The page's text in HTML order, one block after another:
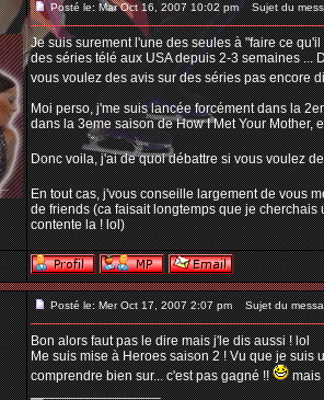
Posté le: Mar Oct 16, 2007 10:02 pm Sujet du
Je suis surement l'une des seules à "faire ce
des séries télé aux USA depuis 2-3 semaines ...
vous voulez des avis sur des séries pas encore
Moi perso, j'me suis lancée forcément dans la
dans la 3eme saison de How I Met Your Mother,
Donc voila, j'ai de quoi débattre si vous voulez
En tout cas, j'vous conseille largement de vous
de friends (ca faisait longtemps que je
contente la ! lol)
Posté le: Mer Oct 17, 2007 2:07 pm Sujet du
Bon alors faut pas le dire mais j'le dis aussi ! lol
Me suis mise à Heroes saison 2 ! Vu que je suis
comprendre bien sur... c'est pas gagné !!
mais
_________________